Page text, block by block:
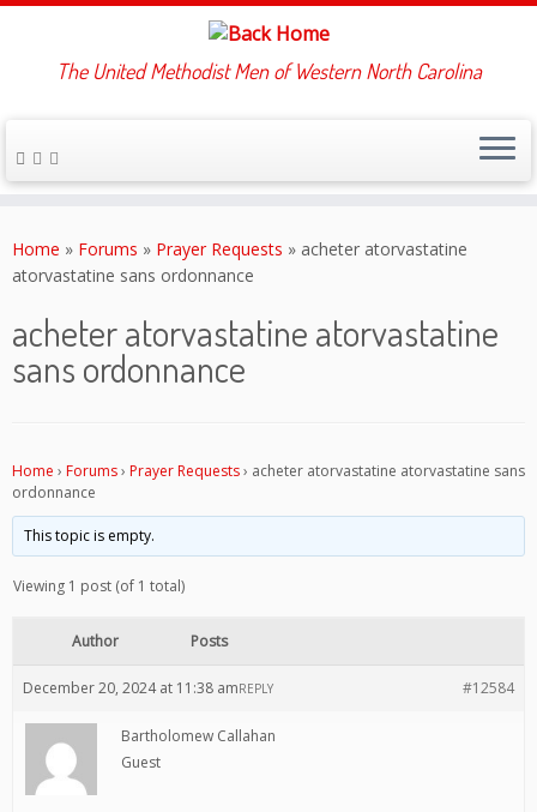
to
content
The United Methodist Men of Western North Carolina
Home » Forums » Prayer Requests » acheter atorvastatine
atorvastatine sans ordonnance
acheter atorvastatine atorvastatine
sans ordonnance
Home › Forums› Prayer Requests› acheter atorvastatine atorvastatine sans
ordonnance
This topic is empty.
Viewing 1 post (of 1 total)
Author Posts
December 20, 2024 at 11:38 am #12584
REPLY
Bartholomew Callahan
Guest